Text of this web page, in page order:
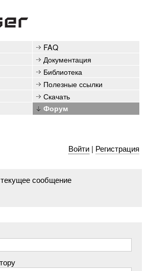
FAQ
Документация
Библиотека
Полезные ссылки
Скачать
Форум
Войти| Регистрация
сообщение